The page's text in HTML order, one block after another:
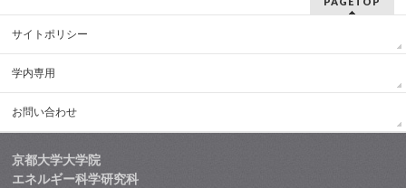
サイトポリシー
学内専用
お問い合わせ
京都大学大学院
エネルギー科学研究科